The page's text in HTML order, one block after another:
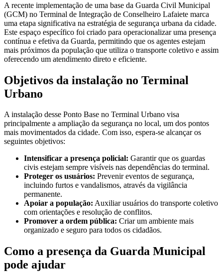
A recente implementação de uma base da Guarda Civil Municipal
(GCM) no Terminal de Integração de Conselheiro Lafaiete marca
uma etapa significativa na estratégia de segurança urbana da cidade.
Este espaço específico foi criado para operacionalizar uma presença
contínua e efetiva da Guarda, permitindo que os agentes estejam
mais próximos da população que utiliza o transporte coletivo e assim
oferecendo um atendimento direto e eficiente.
Objetivos da instalação no Terminal
Urbano
A instalação desse Ponto Base no Terminal Urbano visa
principalmente a ampliação da segurança no local, um dos pontos
mais movimentados da cidade. Com isso, espera-se alcançar os
seguintes objetivos:
Intensificar a presença policial: Garantir que os guardas
civis estejam sempre visíveis nas dependências do terminal.
Proteger os usuários: Prevenir eventos de segurança,
incluindo furtos e vandalismos, através da vigilância
permanente.
Apoiar a população: Auxiliar usuários do transporte coletivo
com orientações e resolução de conflitos.
Promover a ordem pública: Criar um ambiente mais
organizado e seguro para todos os cidadãos.
Como a presença da Guarda Municipal
pode ajudar